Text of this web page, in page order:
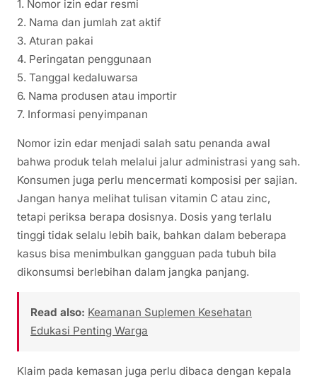
1. Nomor izin edar resmi
2. Nama dan jumlah zat aktif
3. Aturan pakai
4. Peringatan penggunaan
5. Tanggal kedaluwarsa
6. Nama produsen atau importir
7. Informasi penyimpanan
Nomor izin edar menjadi salah satu penanda awal
bahwa produk telah melalui jalur administrasi yang sah.
Konsumen juga perlu mencermati komposisi per sajian.
Jangan hanya melihat tulisan vitamin C atau zinc,
tetapi periksa berapa dosisnya. Dosis yang terlalu
tinggi tidak selalu lebih baik, bahkan dalam beberapa
kasus bisa menimbulkan gangguan pada tubuh bila
dikonsumsi berlebihan dalam jangka panjang.
Read also: Keamanan Suplemen Kesehatan
Edukasi Penting Warga
Klaim pada kemasan juga perlu dibaca dengan kepala